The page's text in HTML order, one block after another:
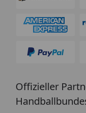
Offizieller